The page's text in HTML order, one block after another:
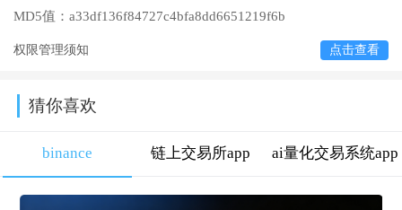
MD5值： a33df136f84727c4bfa8dd6651219f6b
权限管理须知 点击查看
猜你喜欢
binance 链上交易所app ai量化交易系统app
大全